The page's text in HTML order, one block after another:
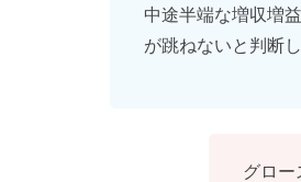
中途半端な増収増
が跳ねないと判断
グロー